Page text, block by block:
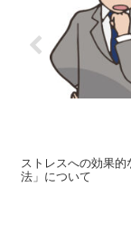
ストレスへの効果
法」について